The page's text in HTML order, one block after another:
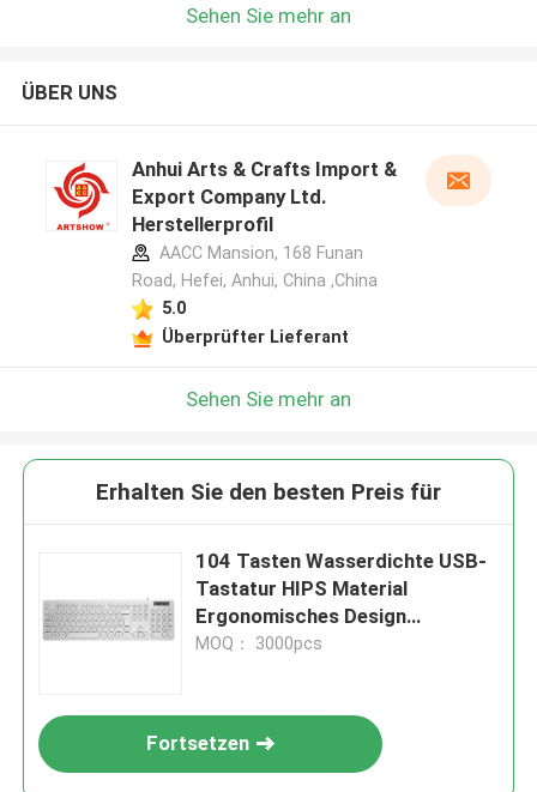
Sehen Sie mehr an
ÜBER UNS
Anhui Arts & Crafts Import &
Export Company Ltd.
Herstellerprofil
AACC Mansion, 168 Funan
Road, Hefei, Anhui, China ,China
5.0
Überprüfter Lieferant
Sehen Sie mehr an
Erhalten Sie den besten Preis für
104 Tasten Wasserdichte USB-
Tastatur HIPS Material
Ergonomisches Design
unterstützt Logo-Anpassung für
MOQ： 3000pcs
Fortsetzen